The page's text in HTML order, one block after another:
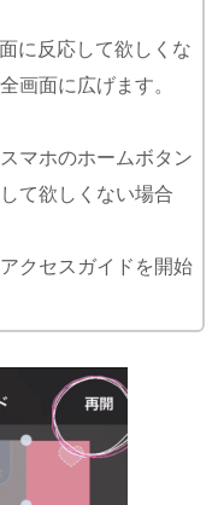
に反応して欲しくな
画面に広げます。
マホのホームボタン
て欲しくない場合
クセスガイドを開始